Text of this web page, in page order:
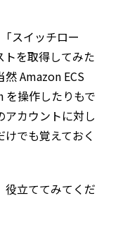
スイッチロー
トを取得してみた
Amazon ECS
操作したりもで
アカウントに対し
でも覚えておく
役立ててみてくだ